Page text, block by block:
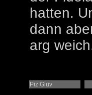
hatten.
dann
arg
Piz Giuv